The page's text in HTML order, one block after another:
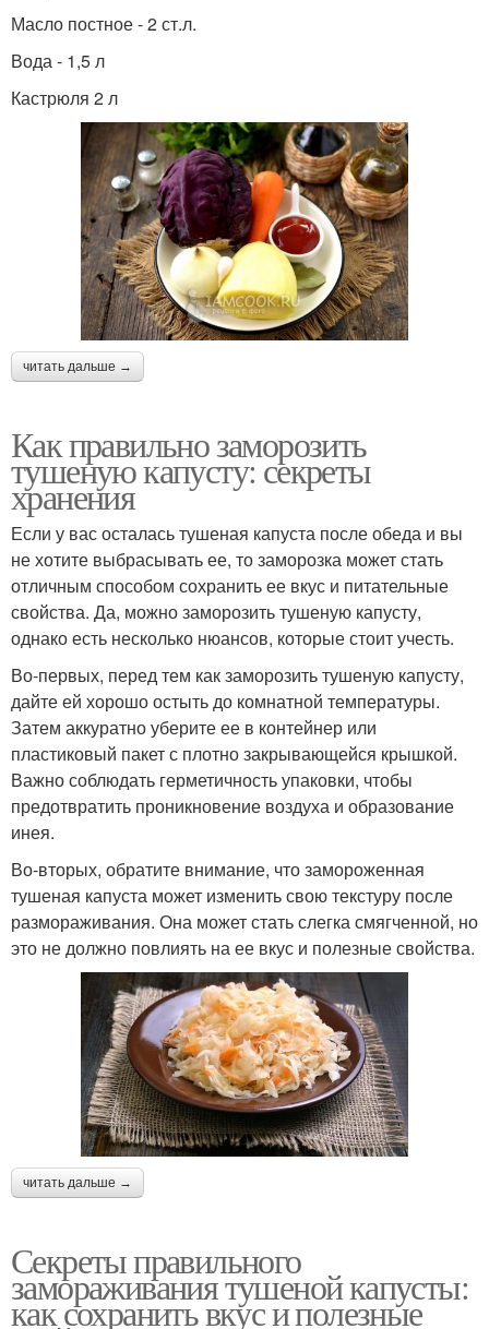
Масло постное - 2 ст.л.
Вода - 1,5 л
Кастрюля 2 л
читать дальше →
Как правильно заморозить
тушеную капусту: секреты
хранения
Если у вас осталась тушеная капуста после обеда и вы
не хотите выбрасывать ее, то заморозка может стать
отличным способом сохранить ее вкус и питательные
свойства. Да, можно заморозить тушеную капусту,
однако есть несколько нюансов, которые стоит учесть.
Во-первых, перед тем как заморозить тушеную капусту,
дайте ей хорошо остыть до комнатной температуры.
Затем аккуратно уберите ее в контейнер или
пластиковый пакет с плотно закрывающейся крышкой.
Важно соблюдать герметичность упаковки, чтобы
предотвратить проникновение воздуха и образование
инея.
Во-вторых, обратите внимание, что замороженная
тушеная капуста может изменить свою текстуру после
размораживания. Она может стать слегка смягченной, но
это не должно повлиять на ее вкус и полезные свойства.
читать дальше →
Секреты правильного
замораживания тушеной капусты:
как сохранить вкус и полезные